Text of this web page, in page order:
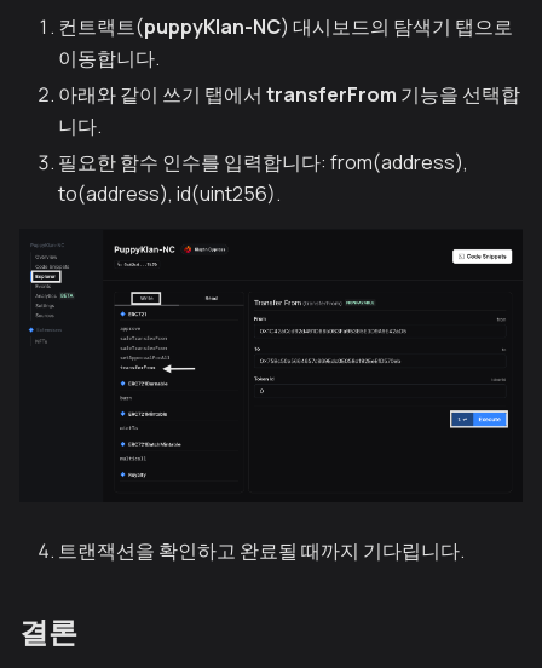
컨트랙트(puppyKlan-NC) 대시보드의 탐색기 탭으로
이동합니다.
아래와 같이 쓰기 탭에서 transferFrom 기능을 선택합
니다.
필요한 함수 인수를 입력합니다: from(address),
to(address), id(uint256).
트랜잭션을 확인하고 완료될 때까지 기다립니다.
결론